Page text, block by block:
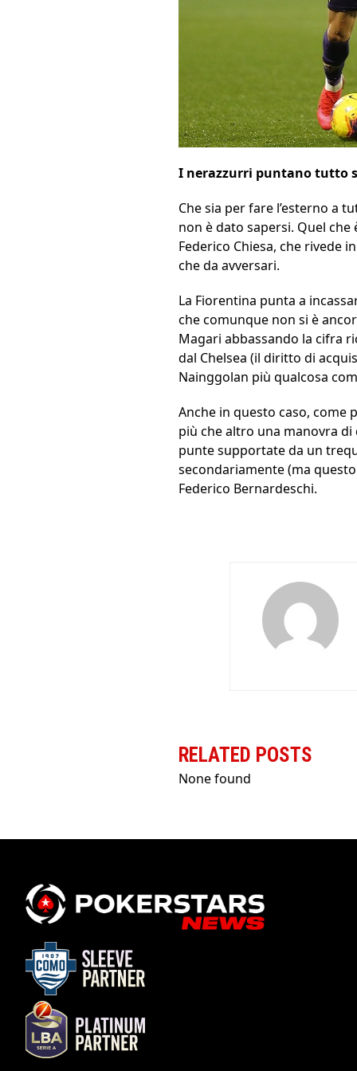
I nerazzurri puntano tutto
Che sia per fare l’esterno a
non è dato sapersi. Quel
Federico Chiesa, che rivede
che da avversari.
La Fiorentina punta a
che comunque non si è
Magari abbassando la cifra
dal Chelsea (il diritto di
Nainggolan più qualcosa
Anche in questo caso, come
più che altro una manovra
punte supportate da un
secondariamente (ma
Federico Bernardeschi.
RELATED POSTS
None found